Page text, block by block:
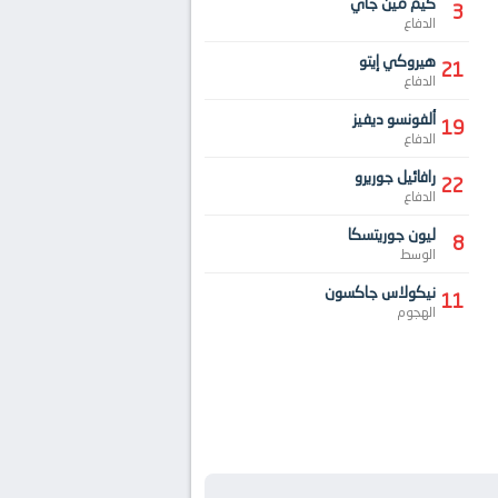
3 الدفاع
21 هيروكي إيتو
الدفاع
19 ألفونسو ديفيز
الدفاع
22 رافائيل جوريرو
الدفاع
8 ليون جوريتسكا
الوسط
11 نيكولاس جاكسون
الهجوم